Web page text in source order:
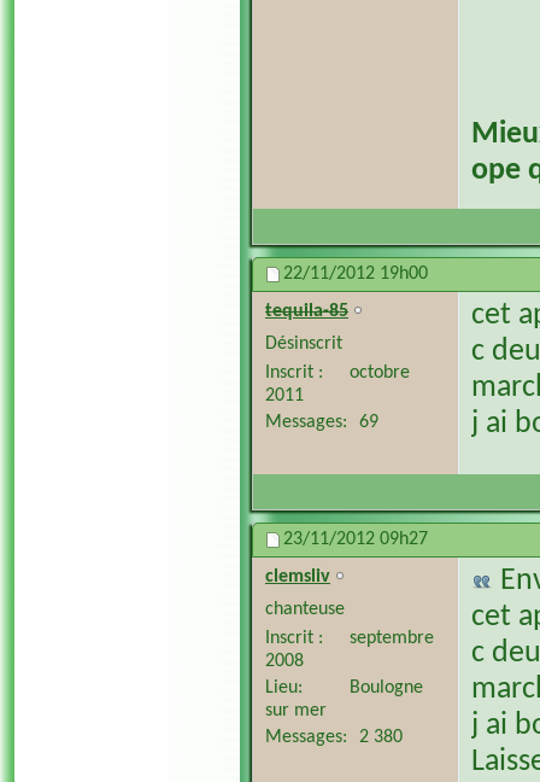
ope
22/11/2012 19h00
tequila-85
Désinscrit
Inscrit
octobre
2011
Messages
69
cet
c
j ai
23/11/2012 09h27
clemsliv
chanteuse
Inscrit
septembre
2008
Lieu
Boulogne
sur mer
Messages
2 380
cet
c
j ai